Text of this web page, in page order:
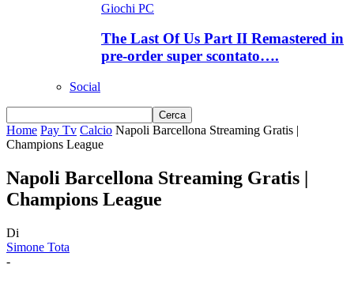
Giochi PC
The Last Of Us Part II Remastered in
pre-order super scontato….
Social
Home Pay Tv Calcio Napoli Barcellona Streaming Gratis |
Champions League
Napoli Barcellona Streaming Gratis |
Champions League
Di
Simone Tota
-